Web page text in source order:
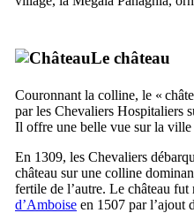
Le château
Couronnant la colline, le «
par les Chevaliers Hospitaliers
Il offre une belle vue sur la ville
En 1309, les Chevaliers
château sur une colline
fertile de l’autre. Le château
d’Amboise en 1507 par l’ajout